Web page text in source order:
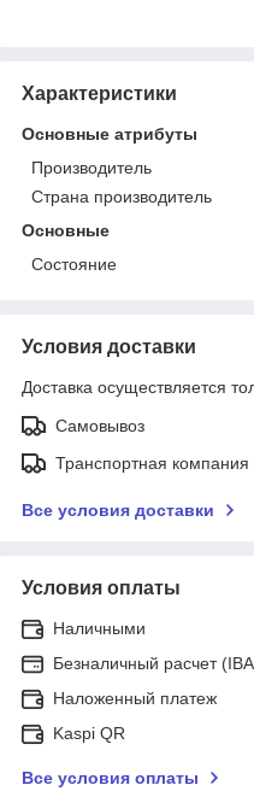
Характеристики
Основные атрибуты
Производитель
Страна производитель
Основные
Состояние
Условия доставки
Доставка осуществляется
Самовывоз
Транспортная компания
Все условия доставки
Условия оплаты
Наличными
Безналичный расчет
Наложенный платеж
Kaspi QR
Все условия оплаты